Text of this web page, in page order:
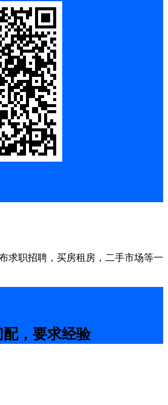
求职招聘，买房租房，二手市场等一
配，要求经验